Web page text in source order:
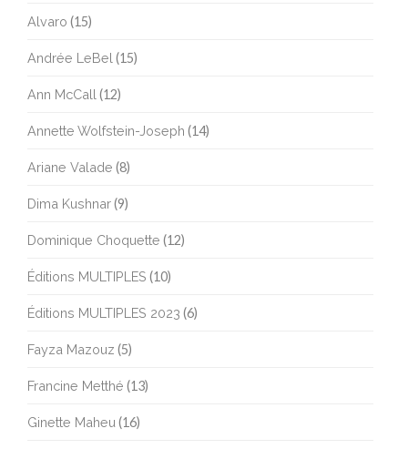
Alvaro (15)
Andrée LeBel (15)
Ann McCall (12)
Annette Wolfstein-Joseph (14)
Ariane Valade (8)
Dima Kushnar(9)
Dominique Choquette (12)
Éditions MULTIPLES (10)
Éditions MULTIPLES 2023 (6)
Fayza Mazouz (5)
Francine Metthé (13)
Ginette Maheu (16)